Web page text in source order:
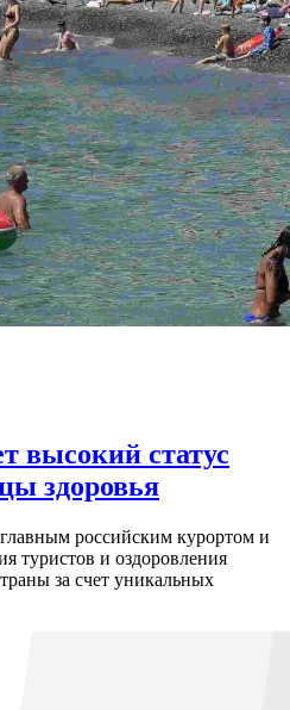
высокий статус
здоровья
российским курортом и
туристов и оздоровления
за счет уникальных